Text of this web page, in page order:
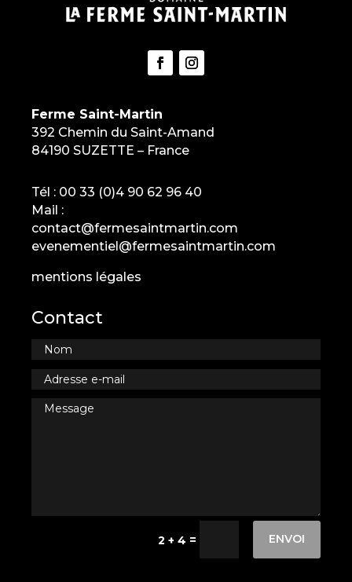
Ferme Saint-Martin
392 Chemin du Saint-Amand
84190 SUZETTE – France
Tél : 00 33 (0)4 90 62 96 40
Mail :
contact@fermesaintmartin.com
evenementiel@fermesaintmartin.com
mentions légales
Contact
2 + 4 = ENVOI